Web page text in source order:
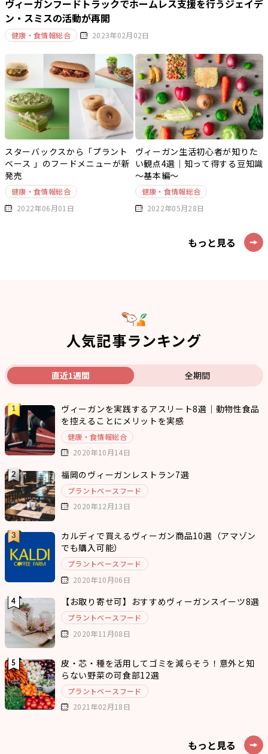
ヴィーガンフードトラックでホームレス支援を行うジェイデ
ン・スミスの活動が再開
健康・食情報総合 2023年02月02日
スターバックスから「プラント
ベース 」のフードメニューが新
発売
健康・食情報総合
2022年06月01日
ヴィーガン生活初心者が知りた
い観点4選｜知って得する豆知識
～基本編～
健康・食情報総合
2022年05月28日
もっと見る
人気記事ランキング
直近1週間 全期間
ヴィーガンを実践するアスリート8選｜動物性食品
を控えることにメリットを実感
健康・食情報総合
2020年10月14日
福岡のヴィーガンレストラン7選
プラントベースフード
2020年12月13日
カルディで買えるヴィーガン商品10選（アマゾン
でも購入可能）
プラントベースフード
2020年10月06日
【お取り寄せ可】おすすめヴィーガンスイーツ8選
プラントベースフード
2020年11月08日
皮・芯・種を活用してゴミを減らそう！意外と知
らない野菜の可食部12選
プラントベースフード
2021年02月18日
もっと見る